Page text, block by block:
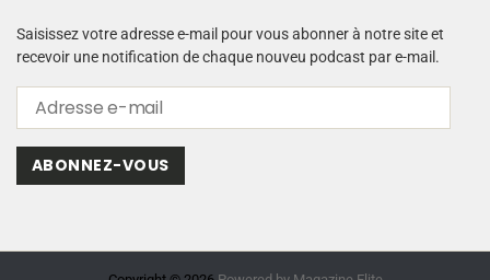
u
d
o
Saisissez votre adresse e-mail pour vous abonner à notre site et
recevoir une notification de chaque nouveu podcast par e-mail.
ABONNEZ-VOUS